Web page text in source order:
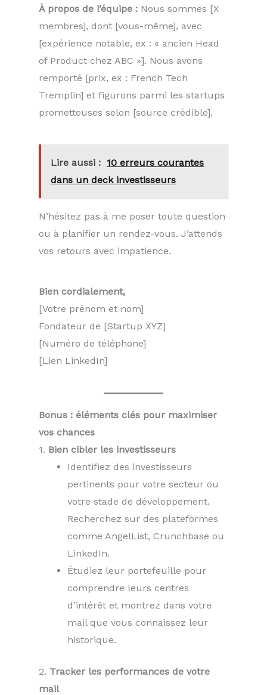
À propos de l’équipe : Nous sommes [X
membres], dont [vous-même], avec
[expérience notable, ex : « ancien Head
of Product chez ABC »]. Nous avons
remporté [prix, ex : French Tech
Tremplin] et figurons parmi les startups
prometteuses selon [source crédible].
Lire aussi : 10 erreurs courantes
dans un deck investisseurs
N’hésitez pas à me poser toute question
ou à planifier un rendez-vous. J’attends
vos retours avec impatience.
Bien cordialement,
[Votre prénom et nom]
Fondateur de [Startup XYZ]
[Numéro de téléphone]
[Lien LinkedIn]
Bonus : éléments clés pour maximiser
vos chances
1. Bien cibler les investisseurs
Identifiez des investisseurs
pertinents pour votre secteur ou
votre stade de développement.
Recherchez sur des plateformes
comme AngelList, Crunchbase ou
LinkedIn.
Étudiez leur portefeuille pour
comprendre leurs centres
d’intérêt et montrez dans votre
mail que vous connaissez leur
historique.
2. Tracker les performances de votre
mail